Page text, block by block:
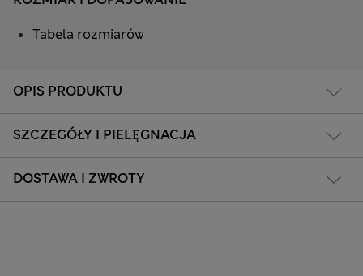
OPIS PRODUKTU
SZCZEGÓŁY I PIELĘGNACJA
DOSTAWA I ZWROTY
Tabela rozmiarów